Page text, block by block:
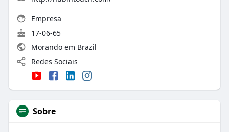
Empresa
17-06-65
Morando em Brazil
Redes Sociais
Sobre